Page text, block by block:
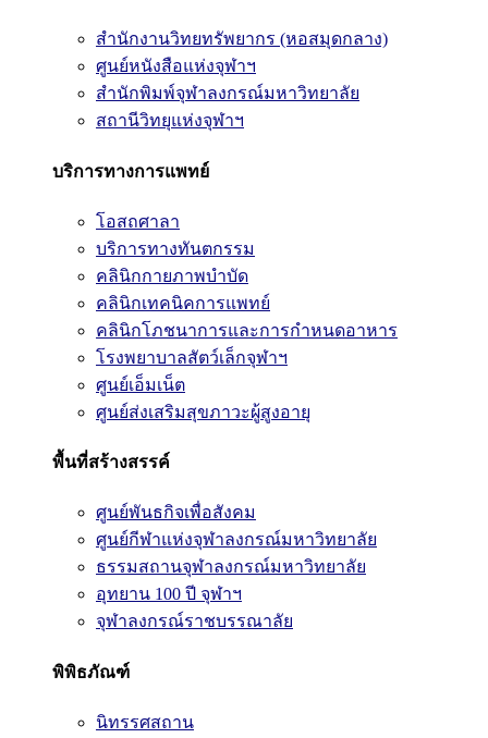
สำนักงานวิทยทรัพยากร (หอสมุดกลาง)
ศูนย์หนังสือแห่งจุฬาฯ
สำนักพิมพ์จุฬาลงกรณ์มหาวิทยาลัย
สถานีวิทยุแห่งจุฬาฯ
บริการทางการแพทย์
โอสถศาลา
บริการทางทันตกรรม
คลินิกกายภาพบำบัด
คลินิกเทคนิคการแพทย์
คลินิกโภชนาการและการกำหนดอาหาร
โรงพยาบาลสัตว์เล็กจุฬาฯ
ศูนย์เอ็มเน็ต
ศูนย์ส่งเสริมสุขภาวะผู้สูงอายุ
พื้นที่สร้างสรรค์
ศูนย์พันธกิจเพื่อสังคม
ศูนย์กีฬาแห่งจุฬาลงกรณ์มหาวิทยาลัย
ธรรมสถานจุฬาลงกรณ์มหาวิทยาลัย
อุทยาน 100 ปี จุฬาฯ
จุฬาลงกรณ์ราชบรรณาลัย
พิพิธภัณฑ์
นิทรรศสถาน